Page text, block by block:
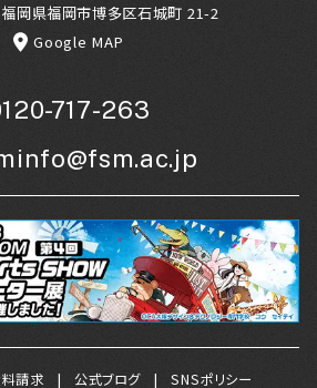
岡県福岡市博多区石城町 21-2
Google MAP
717-263
請求 公式ブログ SNSポリシー